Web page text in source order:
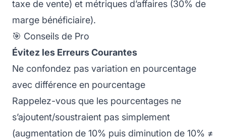
taxe de vente) et métriques d’affaires (30% de
marge bénéficiaire).
🎯 Conseils de Pro
Évitez les Erreurs Courantes
Ne confondez pas variation en pourcentage
avec différence en pourcentage
Rappelez-vous que les pourcentages ne
s’ajoutent/soustraient pas simplement
(augmentation de 10% puis diminution de 10% ≠